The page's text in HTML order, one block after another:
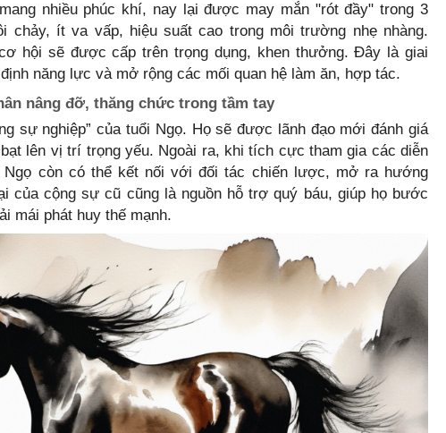
nhiều phúc khí, nay lại được may mắn "rót đầy" trong 3
chảy, ít va vấp, hiệu suất cao trong môi trường nhẹ nhàng.
hội sẽ được cấp trên trọng dụng, khen thưởng. Đây là giai
năng lực và mở rộng các mối quan hệ làm ăn, hợp tác.
nâng đỡ, thăng chức trong tầm tay
sự nghiệp” của tuổi Ngọ. Họ sẽ được lãnh đạo mới đánh giá
lên vị trí trọng yếu. Ngoài ra, khi tích cực tham gia các diễn
Ngọ còn có thể kết nối với đối tác chiến lược, mở ra hướng
của cộng sự cũ cũng là nguồn hỗ trợ quý báu, giúp họ bước
mái phát huy thế mạnh.